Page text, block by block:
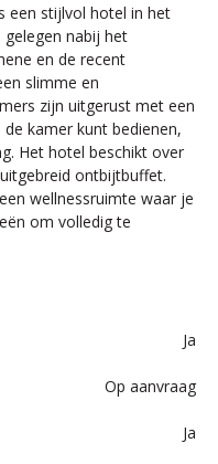
een stijlvol hotel in het
nabij het
en de recent
slimme en
zijn uitgerust met een
kamer kunt bedienen,
Het hotel beschikt over
ontbijtbuffet.
wellnessruimte waar je
om volledig te
Ja
Op aanvraag
Ja